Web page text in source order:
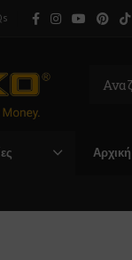
Αρχική